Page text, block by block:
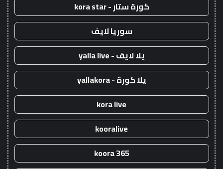
كورة ستار - kora star
سوريا لايف
يلا لايف - yalla live
يلا كورة - yallakora
kora live
kooralive
koora 365